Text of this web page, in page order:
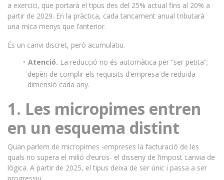
a exercici, que portarà el tipus des del 25% actual fins al 20% a
partir de 2029. En la pràctica, cada tancament anual tributarà
una mica menys que l’anterior.
És un canvi discret, però acumulatiu.
Atenció. La reducció no és automàtica per “ser petita”;
depèn de complir els requisits d’empresa de reduïda
dimensió cada any.
1. Les micropimes entren
en un esquema distint
Quan parlem de micropimes -empreses la facturació de les
quals no supera el milió d’euros- el disseny de l’impost canvia de
lògica. A partir de 2025, el tipus deixa de ser únic i passa a ser